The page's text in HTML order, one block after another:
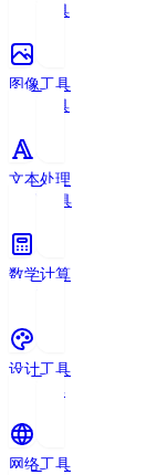
个工具
图像工具
个工具
文本处理
个工具
数学计算
设计工具
个工具
网络工具